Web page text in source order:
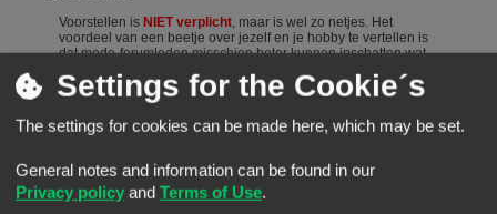
Voorstellen is NIET verplicht , maar is wel zo netjes. Het
voordeel van een beetje over jezelf en je hobby te vertellen is
dat mede-forumleden misschien beter kunnen inschatten wat
Het voorstellen wordt dus vanuit het Forumteam wel
gestimuleerd maar niet verplicht. Echter, het is niet toegestaan
zich voor te stellen. Berichten die suggereren dat iemand zich
overtreden van deze regel kan een (tijdelijke) ban het gevolg
zijn.#
De zoekfunctie
Settings for the Cookie´s
The settings for cookies can be made here, which may be set.
General notes and information can be found in our
Privacy policy and Terms of Use.